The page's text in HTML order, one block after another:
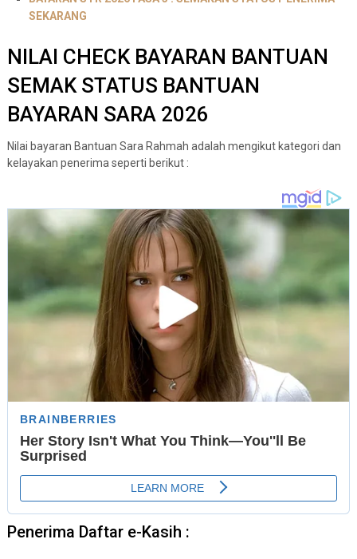
SEKARANG
NILAI CHECK BAYARAN BANTUAN
SEMAK STATUS BANTUAN
BAYARAN SARA 2026
Nilai bayaran Bantuan Sara Rahmah adalah mengikut kategori dan
kelayakan penerima seperti berikut :
Penerima Daftar e-Kasih :